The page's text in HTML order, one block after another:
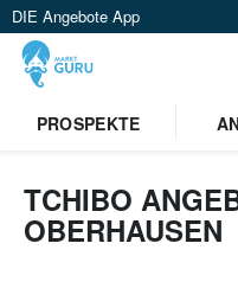
DIE Angebote App
PROSPEKTE
TCHIBO
OBERHAUSEN